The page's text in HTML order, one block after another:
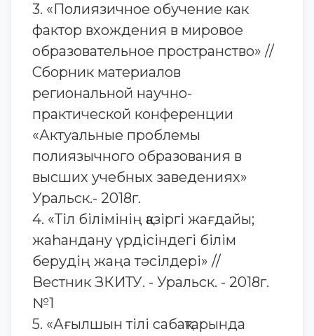
3. «Полиязичное обучение как
фактор вхождения в мировое
образовательное пространство» //
Сборник материалов
региональной научно-
практической конференции
«Актуальные проблемы
полиязычного образования в
высших учебных заведениях»
Уральск.- 2018г.
4. «Тіл білімінің қазіргі жағдайы;
жаһандану үрдісіндегі білім
берудің жаңа тәсілдері» //
Вестник ЗКИТУ. - Уральск. - 2018г.
№1
5. «Ағылшын тілі сабақтарында